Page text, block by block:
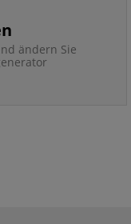
ändern Sie